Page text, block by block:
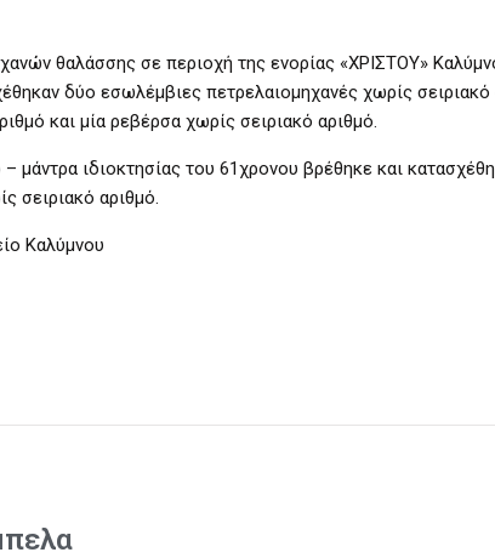
θαλάσσης σε περιοχή της ενορίας «ΧΡΙΣΤΟΥ»
δύο εσωλέμβιες πετρελαιομηχανές χωρίς
και μία ρεβέρσα χωρίς σειριακό αριθμό.
μάντρα ιδιοκτησίας του 61χρονου βρέθηκε και
σειριακό αριθμό.
Καλύμνου